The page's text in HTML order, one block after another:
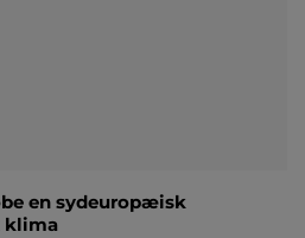
en sydeuropæisk
klima